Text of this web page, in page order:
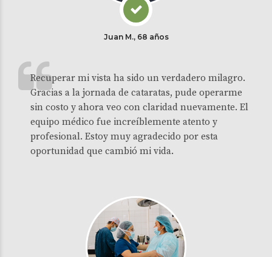
Juan M., 68 años
Recuperar mi vista ha sido un verdadero milagro.
Gracias a la jornada de cataratas, pude operarme
sin costo y ahora veo con claridad nuevamente. El
equipo médico fue increíblemente atento y
profesional. Estoy muy agradecido por esta
oportunidad que cambió mi vida.